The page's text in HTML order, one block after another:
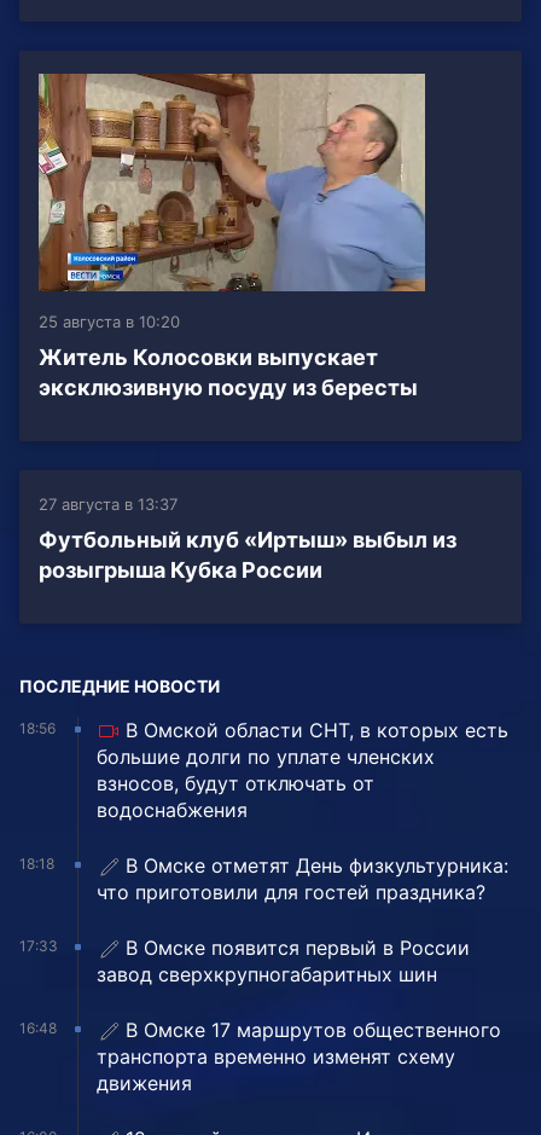
25 августа в 10:20
Житель Колосовки выпускает
эксклюзивную посуду из бересты
27 августа в 13:37
Футбольный клуб «Иртыш» выбыл из
розыгрыша Кубка России
ПОСЛЕДНИЕ НОВОСТИ
18:56
В Омской области СНТ, в которых есть
большие долги по уплате членских
взносов, будут отключать от
водоснабжения
18:18
В Омске отметят День физкультурника:
что приготовили для гостей праздника?
17:33
В Омске появится первый в России
завод сверхкрупногабаритных шин
16:48
В Омске 17 маршрутов общественного
транспорта временно изменят схему
движения